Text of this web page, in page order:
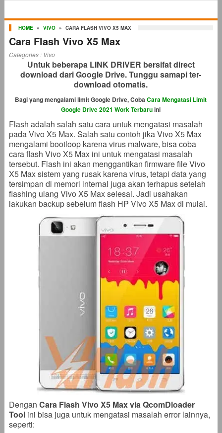
HOME » VIVO » CARA FLASH VIVO X5 MAX
Cara Flash Vivo X5 Max
Categories : Vivo
Untuk beberapa LINK DRIVER bersifat direct
download dari Google Drive. Tunggu samapi ter-
download otomatis.
Bagi yang mengalami limit Google Drive, CobaCara Mengatasi Limit
Google Drive 2021 Work Terbaruini
Flash adalah salah satu cara untuk mengatasi masalah
pada Vivo X5 Max. Salah satu contoh jika Vivo X5 Max
mengalami bootloop karena virus malware, bisa coba
cara flash Vivo X5 Max ini untuk mengatasi masalah
tersebut. Flash ini akan menggantikan firmware file Vivo
X5 Max sistem yang rusak karena virus, tetapi data yang
tersimpan di memori internal juga akan terhapus setelah
flashing ulang Vivo X5 Max selesai. Jadi usahakan
lakukan backup sebelum flash HP Vivo X5 Max di mulai.
Dengan Cara Flash Vivo X5 Max via QcomDloader
Toolini bisa juga untuk mengatasi masalah error lainnya,
seperti: